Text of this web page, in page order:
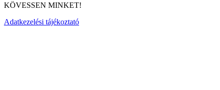
KÖVESSEN MINKET!
Adatkezelési tájékoztató